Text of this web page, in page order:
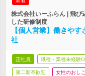
株式会社いーふらん | 飛び
した研修制度
【個人営業】働きや
社
正社員 職種・業種未経験
第二新卒歓迎 女性のおし